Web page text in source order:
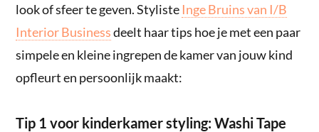
look of sfeer te geven. Styliste Inge Bruins van I/B
Interior Businessdeelt haar tips hoe je met een paar
simpele en kleine ingrepen de kamer van jouw kind
opfleurt en persoonlijk maakt:
Tip 1 voor kinderkamer styling: Washi Tape